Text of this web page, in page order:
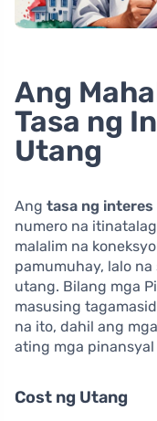
Ang
Tasa ng
Utang
Ang tasa ng interes
numero na
malalim na
pamumuhay, lalo
utang. Bilang mga
masusing
na ito, dahil ang
ating mga
Cost ng Utang